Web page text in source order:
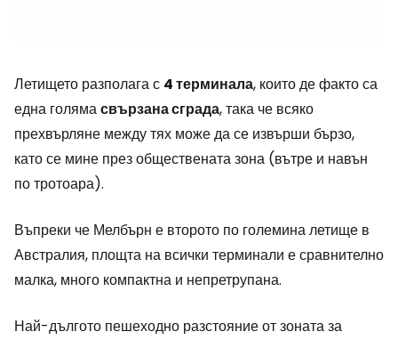
Летището разполага с 4 терминала, които де факто са
една голямасвързана сграда, така че всяко
прехвърляне между тях може да се извърши бързо,
като се мине през обществената зона (вътре и навън
по тротоара).
Въпреки че Мелбърн е второто по големина летище в
Австралия, площта на всички терминали е сравнително
малка, много компактна и непретрупана.
Най-дългото пешеходно разстояние от зоната за